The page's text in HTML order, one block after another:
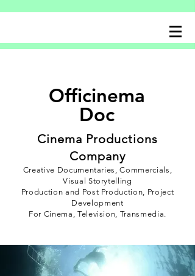
Officinema
Doc
Cinema Productions
Company
Creative Documentaries, Commercials,
Visual Storytelling
Production and Post Production, Project
Development
For Cinema, Television, Transmedia.